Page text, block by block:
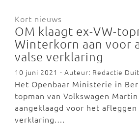
Kort nieuws
OM klaagt ex-VW-
Winterkorn aan voor
valse verklaring
10 juni 2021 - Auteur: Redactie
Het Openbaar Ministerie in
topman van Volkswagen
aangeklaagd voor het afleggen
verklaring.…